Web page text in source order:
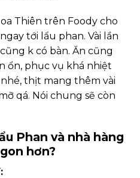
Thiên trên Foody cho
tới lẩu phan. Vài lần
k có bàn. Ăn cũng
ổn, phục vụ khá nhiệt
thịt mang thêm vài
qá. Nói chung sẽ còn
Phan và nhà hàng
hơn?